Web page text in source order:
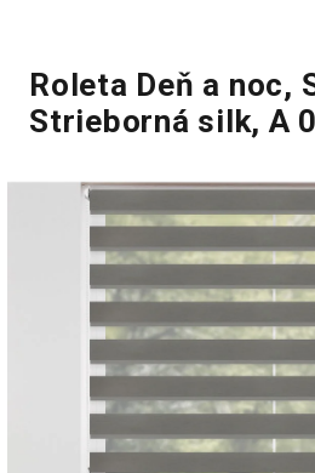
Roleta Deň a noc,
Strieborná silk, A